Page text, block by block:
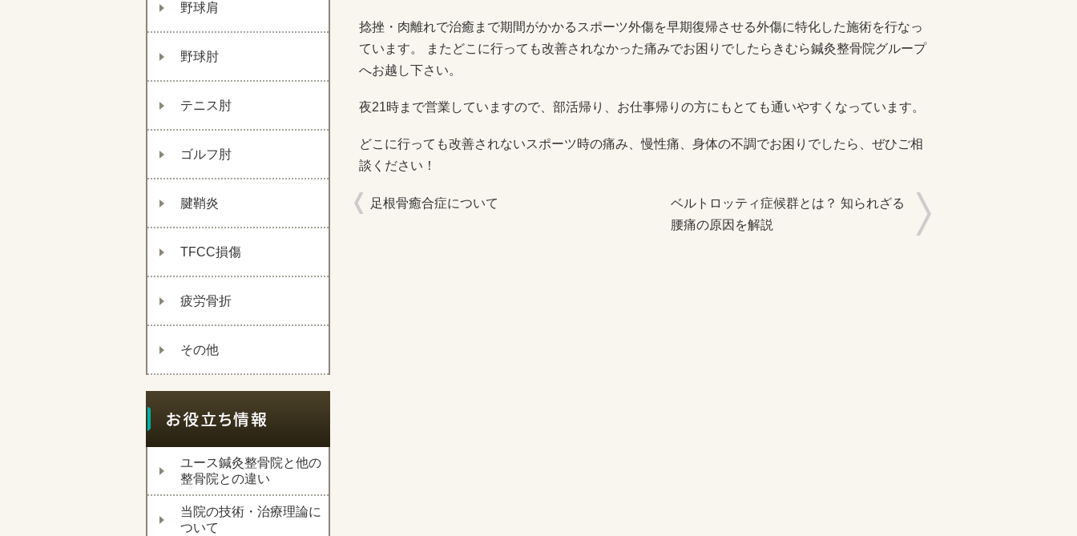
野球肩
野球肘
テニス肘
ゴルフ肘
腱鞘炎
TFCC損傷
疲労骨折
その他
ユース鍼灸整骨院と他の
整骨院との違い
当院の技術・治療理論に
ついて
捻挫・肉離れで治癒まで期間がかかるスポーツ外傷を早期復帰させる外傷に特化した施術を行なっ
ています。 またどこに行っても改善されなかった痛みでお困りでしたらきむら鍼灸整骨院グループ
へお越し下さい。
夜21時まで営業していますので、部活帰り、お仕事帰りの方にもとても通いやすくなっています。
どこに行っても改善されないスポーツ時の痛み、慢性痛、身体の不調でお困りでしたら、ぜひご相
談ください！
足根骨癒合症について
ベルトロッティ症候群とは？ 知られざる
腰痛の原因を解説